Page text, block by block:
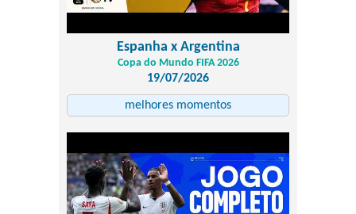
Espanha x Argentina
Copa do Mundo FIFA 2026
19/07/2026
melhores momentos